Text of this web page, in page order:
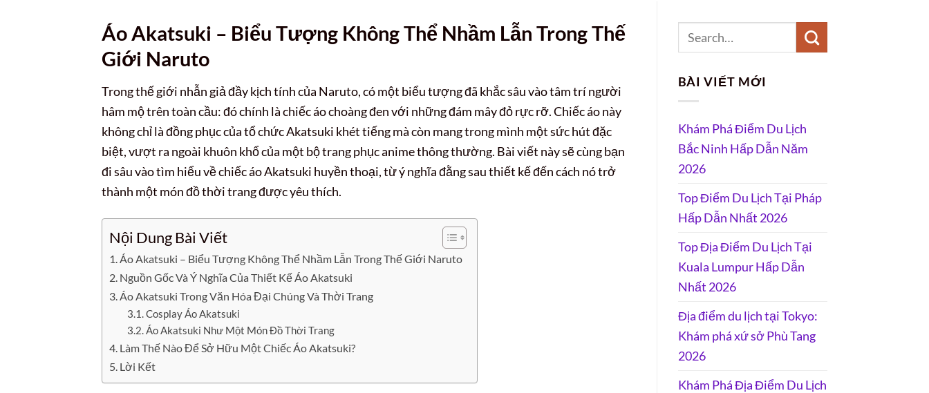
Áo Akatsuki – Biểu Tượng Không Thể Nhầm Lẫn Trong Thế
Giới Naruto
Trong thế giới nhẫn giả đầy kịch tính của Naruto, có một biểu tượng đã khắc sâu vào tâm trí người
hâm mộ trên toàn cầu: đó chính là chiếc áo choàng đen với những đám mây đỏ rực rỡ. Chiếc áo này
không chỉ là đồng phục của tổ chức Akatsuki khét tiếng mà còn mang trong mình một sức hút đặc
biệt, vượt ra ngoài khuôn khổ của một bộ trang phục anime thông thường. Bài viết này sẽ cùng bạn
đi sâu vào tìm hiểu về chiếc áo Akatsuki huyền thoại, từ ý nghĩa đằng sau thiết kế đến cách nó trở
thành một món đồ thời trang được yêu thích.
Nội Dung Bài Viết
Áo Akatsuki – Biểu Tượng Không Thể Nhầm Lẫn Trong Thế Giới Naruto
Nguồn Gốc Và Ý Nghĩa Của Thiết Kế Áo Akatsuki
Áo Akatsuki Trong Văn Hóa Đại Chúng Và Thời Trang
Cosplay Áo Akatsuki
Áo Akatsuki Như Một Món Đồ Thời Trang
Làm Thế Nào Để Sở Hữu Một Chiếc Áo Akatsuki?
Lời Kết
BÀI VIẾT MỚI
Khám Phá Điểm Du Lịch
Bắc Ninh Hấp Dẫn Năm
2026
Top Điểm Du Lịch Tại Pháp
Hấp Dẫn Nhất 2026
Top Địa Điểm Du Lịch Tại
Kuala Lumpur Hấp Dẫn
Nhất 2026
Địa điểm du lịch tại Tokyo:
Khám phá xứ sở Phù Tang
2026
Khám Phá Địa Điểm Du Lịch